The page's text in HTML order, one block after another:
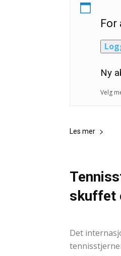
Ny
Velg
Les mer
skuffet
Andreas
Det